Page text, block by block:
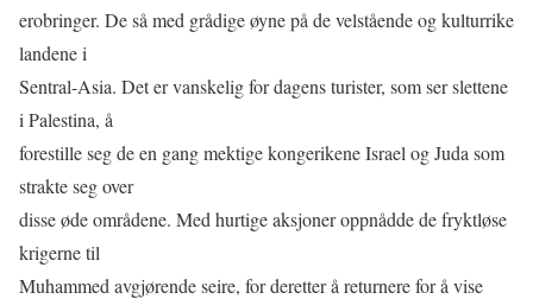
erobringer. De så med grådige øyne på de velstående og kulturrike
landene i
Sentral-Asia. Det er vanskelig for dagens turister, som ser slettene
i Palestina, å
forestille seg de en gang mektige kongerikene Israel og Juda som
strakte seg over
disse øde områdene. Med hurtige aksjoner oppnådde de fryktløse
krigerne til
Muhammed avgjørende seire, for deretter å returnere for å vise